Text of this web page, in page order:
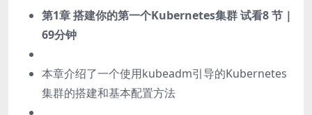
第1章 搭建你的第一个Kubernetes集群试看8 节 |
69分钟
本章介绍了一个使用kubeadm引导的Kubernetes
集群的搭建和基本配置方法